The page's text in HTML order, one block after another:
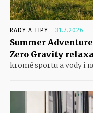
RADY A TIPY 31.7.2026
Summer
Zero Gravity
kromě sportu a vody i